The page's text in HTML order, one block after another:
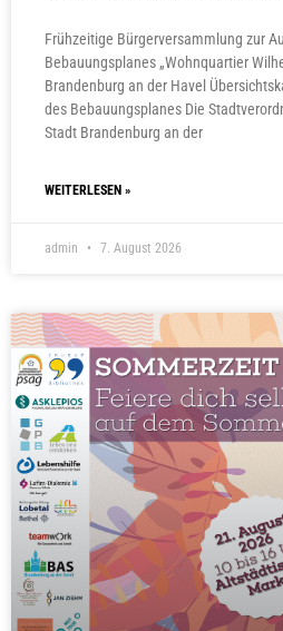
Frühzeitige Bürgerversammlung zur
Bebauungsplanes „Wohnquartier
Brandenburg an der Havel
des Bebauungsplanes Die
Stadt Brandenburg an der
WEITERLESEN »
admin 7. August 2026